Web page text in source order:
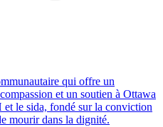
qui offre un
et un soutien à Ottawa
le sida, fondé sur la conviction
mourir dans la dignité.